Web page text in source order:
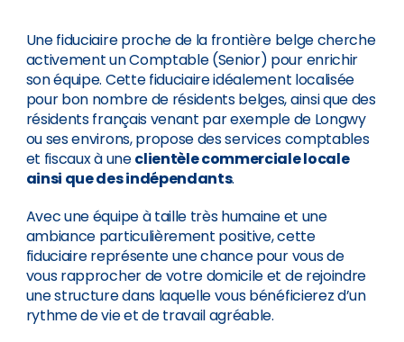
Une fiduciaire proche de la frontière belge cherche
activement un Comptable (Senior) pour enrichir
son équipe. Cette fiduciaire idéalement localisée
pour bon nombre de résidents belges, ainsi que des
résidents français venant par exemple de Longwy
ou ses environs, propose des services comptables
et fiscaux à uneclientèle commerciale locale
ainsi que des indépendants.
Avec une équipe à taille très humaine et une
ambiance particulièrement positive, cette
fiduciaire représente une chance pour vous de
vous rapprocher de votre domicile et de rejoindre
une structure dans laquelle vous bénéficierez d’un
rythme de vie et de travail agréable.